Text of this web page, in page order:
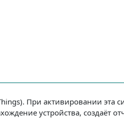
При активировании эта
устройства, создаёт